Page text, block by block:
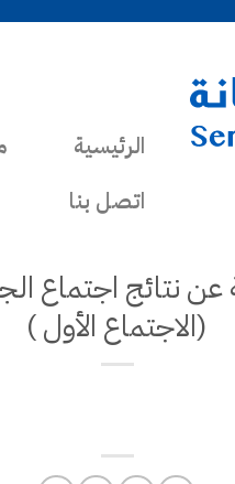
الرئيسية
اتصل بنا
نتائج اجتماع
(الاجتماع الأول )